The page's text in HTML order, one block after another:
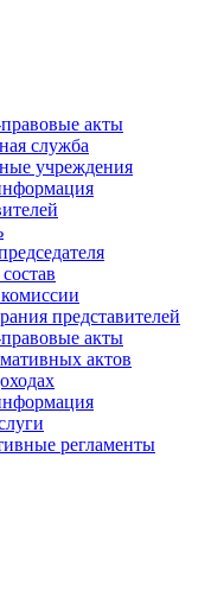
акты
служба
учреждения
представителей
акты
актов
регламенты